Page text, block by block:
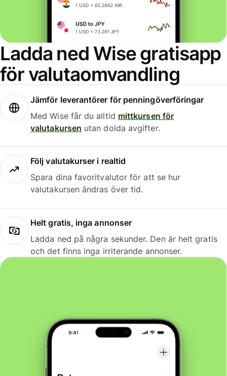
Ladda ned Wise gratisapp
för valutaomvandling
Jämför leverantörer för penningöverföringar
Med Wise får du alltid mittkursen för
valutakursen utan dolda avgifter.
Följ valutakurser i realtid
Spara dina favoritvalutor för att se hur
valutakursen ändras över tid.
Helt gratis, inga annonser
Ladda ned på några sekunder. Den är helt gratis
och det finns inga irriterande annonser.